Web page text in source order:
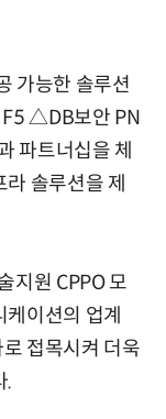
가능한 솔루션
△DB보안 PN
파트너십을 체
솔루션을 제
지원 CPPO 모
이션의 업계
접목시켜 더욱
.